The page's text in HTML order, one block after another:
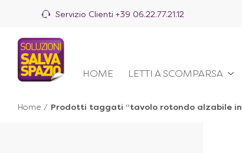
Servizio Clienti +39 06.22.77.21.12
HOME LETTI A SCOMPARSA
Home / Prodotti taggati “tavolo rotondo alzabile in